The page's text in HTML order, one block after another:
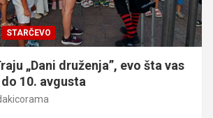
STARČEVO
„Dani druženja”, evo šta vas
10. avgusta